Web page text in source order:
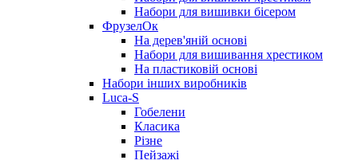
Набори для вишивки бісером
ФрузелОк
На дерев'яній основі
Набори для вишивання хрестиком
На пластиковій основі
Набори інших виробників
Luca-S
Гобелени
Класика
Різне
Пейзажі